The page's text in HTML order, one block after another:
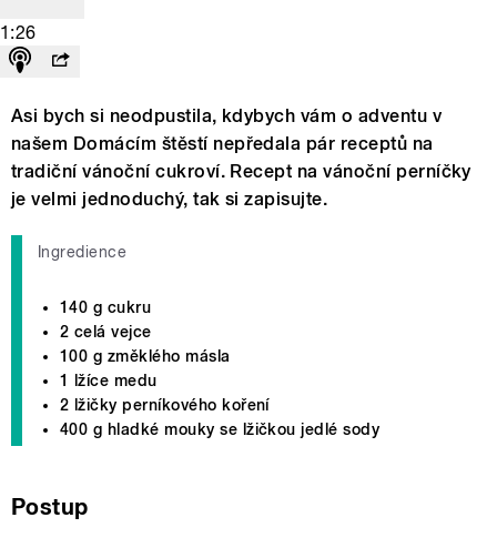
1:26
Asi bych si neodpustila, kdybych vám o adventu v
našem Domácím štěstí nepředala pár receptů na
tradiční vánoční cukroví. Recept na vánoční perníčky
je velmi jednoduchý, tak si zapisujte.
Ingredience
140 g cukru
2 celá vejce
100 g změklého másla
1 lžíce medu
2 lžičky perníkového koření
400 g hladké mouky se lžičkou jedlé sody
Postup